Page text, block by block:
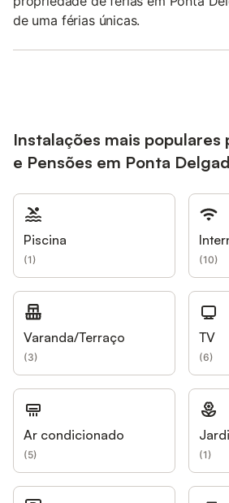
de uma férias únicas.
Instalações mais populares
e Pensões em Ponta
Piscina
(1) (10)
Varanda/Terraço
(3)
TV
(6)
Ar condicionado
(5) (1)